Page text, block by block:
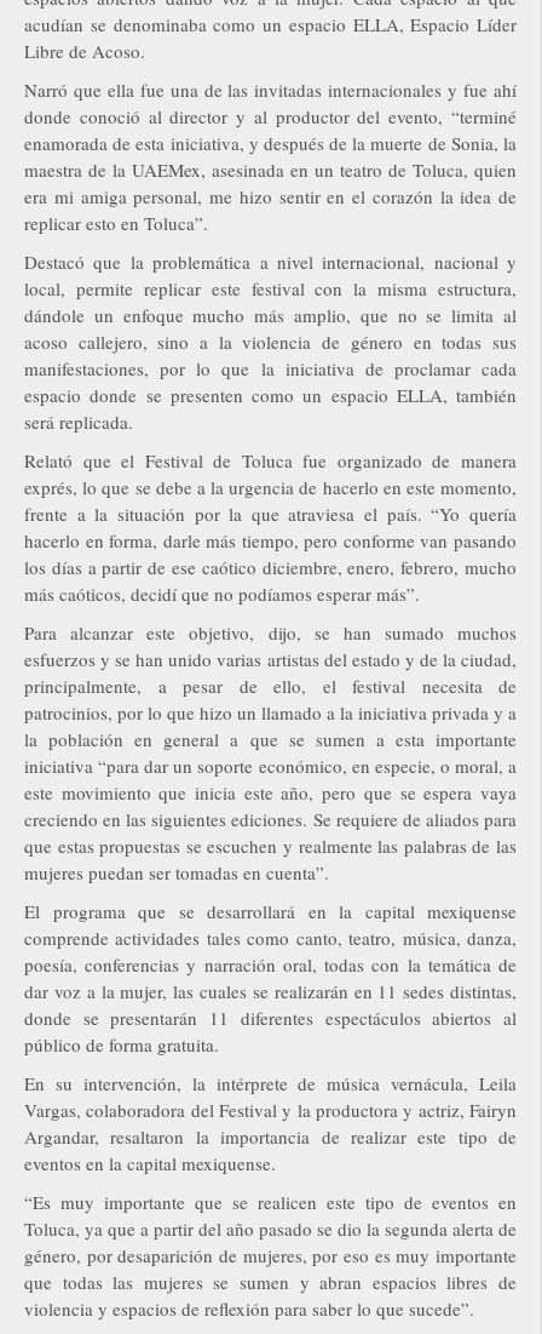
acudían se denominaba como un espacio ELLA, Espacio Líder
Libre de Acoso.
Narró que ella fue una de las invitadas internacionales y fue ahí
donde conoció al director y al productor del evento, “terminé
enamorada de esta iniciativa, y después de la muerte de Sonia, la
maestra de la UAEMex, asesinada en un teatro de Toluca, quien
era mi amiga personal, me hizo sentir en el corazón la idea de
replicar esto en Toluca”.
Destacó que la problemática a nivel internacional, nacional y
local, permite replicar este festival con la misma estructura,
dándole un enfoque mucho más amplio, que no se limita al
acoso callejero, sino a la violencia de género en todas sus
manifestaciones, por lo que la iniciativa de proclamar cada
espacio donde se presenten como un espacio ELLA, también
será replicada.
Relató que el Festival de Toluca fue organizado de manera
exprés, lo que se debe a la urgencia de hacerlo en este momento,
frente a la situación por la que atraviesa el país. “Yo quería
hacerlo en forma, darle más tiempo, pero conforme van pasando
los días a partir de ese caótico diciembre, enero, febrero, mucho
más caóticos, decidí que no podíamos esperar más”.
Para alcanzar este objetivo, dijo, se han sumado muchos
esfuerzos y se han unido varias artistas del estado y de la ciudad,
principalmente, a pesar de ello, el festival necesita de
patrocinios, por lo que hizo un llamado a la iniciativa privada y a
la población en general a que se sumen a esta importante
iniciativa “para dar un soporte económico, en especie, o moral, a
este movimiento que inicia este año, pero que se espera vaya
creciendo en las siguientes ediciones. Se requiere de aliados para
que estas propuestas se escuchen y realmente las palabras de las
mujeres puedan ser tomadas en cuenta”.
El programa que se desarrollará en la capital mexiquense
comprende actividades tales como canto, teatro, música, danza,
poesía, conferencias y narración oral, todas con la temática de
dar voz a la mujer, las cuales se realizarán en 11 sedes distintas,
donde se presentarán 11 diferentes espectáculos abiertos al
público de forma gratuita.
En su intervención, la intérprete de música vernácula, Leila
Vargas, colaboradora del Festival y la productora y actriz, Fairyn
Argandar, resaltaron la importancia de realizar este tipo de
eventos en la capital mexiquense.
“Es muy importante que se realicen este tipo de eventos en
Toluca, ya que a partir del año pasado se dio la segunda alerta de
género, por desaparición de mujeres, por eso es muy importante
que todas las mujeres se sumen y abran espacios libres de
violencia y espacios de reflexión para saber lo que sucede”.